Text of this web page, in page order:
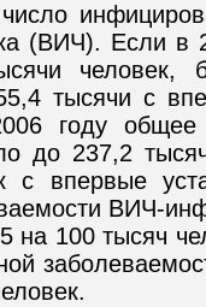
число
(ВИЧ). Если в
человек,
тысячи с
году общее
до 237,2
с впервые
ВИЧ-
на 100 тысяч